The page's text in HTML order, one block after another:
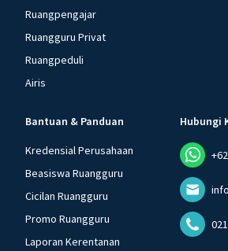
Ruangpengajar
Ruangguru Privat
Ruangpeduli
Airis
Bantuan & Panduan
Kredensial Perusahaan
Beasiswa Ruangguru
Cicilan Ruangguru
Promo Ruangguru
Laporan Kerentanan
Hubungi